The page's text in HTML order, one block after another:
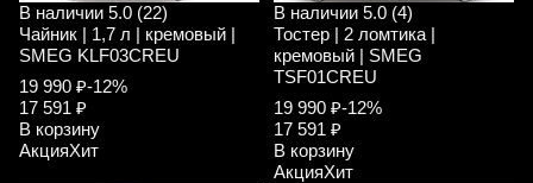
В наличии 5.0 (22)
Чайник | 1,7 л | кремовый |
SMEG KLF03CREU
19 990 ₽-12%
17 591 ₽
В корзину
АкцияХит
В наличии 5.0 (4)
Тостер | 2 ломтика |
кремовый | SMEG
TSF01CREU
19 990 ₽-12%
17 591 ₽
В корзину
АкцияХит